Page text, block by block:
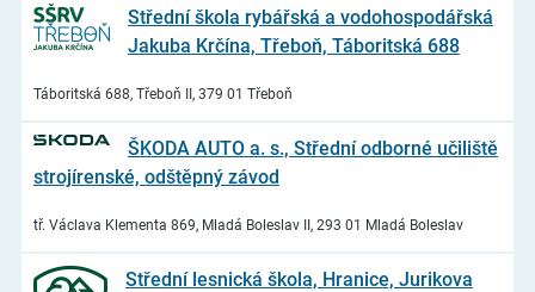
Střední škola rybářská a vodohospodářská
Jakuba Krčína, Třeboň, Táboritská 688
Táboritská 688, Třeboň II, 379 01 Třeboň
ŠKODA AUTO a. s., Střední odborné učiliště
strojírenské, odštěpný závod
tř. Václava Klementa 869, Mladá Boleslav II, 293 01 Mladá Boleslav
Střední lesnická škola, Hranice, Jurikova